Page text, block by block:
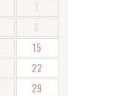
1
8
15
22
29